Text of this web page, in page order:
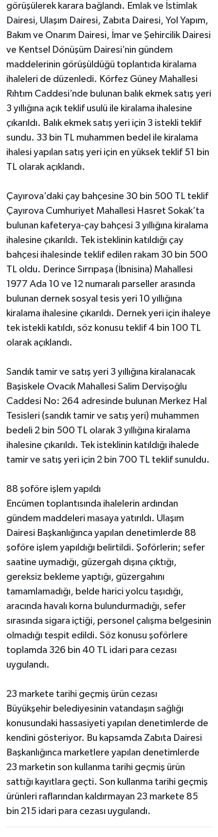
görüşülerek karara bağlandı. Emlak ve İstimlak
Dairesi, Ulaşım Dairesi, Zabıta Dairesi, Yol Yapım,
Bakım ve Onarım Dairesi, İmar ve Şehircilik Dairesi
ve Kentsel Dönüşüm Dairesi’nin gündem
maddelerinin görüşüldüğü toplantıda kiralama
ihaleleri de düzenledi. Körfez Güney Mahallesi
Rıhtım Caddesi’nde bulunan balık ekmek satış yeri
3 yıllığına açık teklif usulü ile kiralama ihalesine
çıkarıldı. Balık ekmek satış yeri için 3 istekli teklif
sundu. 33 bin TL muhammen bedel ile kiralama
ihalesi yapılan satış yeri için en yüksek teklif 51 bin
TL olarak açıklandı.
Çayırova’daki çay bahçesine 30 bin 500 TL teklif
Çayırova Cumhuriyet Mahallesi Hasret Sokak’ta
bulunan kafeterya-çay bahçesi 3 yıllığına kiralama
ihalesine çıkarıldı. Tek isteklinin katıldığı çay
bahçesi ihalesinde teklif edilen rakam 30 bin 500
TL oldu. Derince Sırrıpaşa (İbnisina) Mahallesi
1977 Ada 10 ve 12 numaralı parseller arasında
bulunan dernek sosyal tesis yeri 10 yıllığına
kiralama ihalesine çıkarıldı. Dernek yeri için ihaleye
tek istekli katıldı, söz konusu teklif 4 bin 100 TL
olarak açıklandı.
Sandık tamir ve satış yeri 3 yıllığına kiralanacak
Başiskele Ovacık Mahallesi Salim Dervişoğlu
Caddesi No: 264 adresinde bulunan Merkez Hal
Tesisleri (sandık tamir ve satış yeri) muhammen
bedeli 2 bin 500 TL olarak 3 yıllığına kiralama
ihalesine çıkarıldı. Tek isteklinin katıldığı ihalede
tamir ve satış yeri için 2 bin 700 TL teklif sunuldu.
88 şoföre işlem yapıldı
Encümen toplantısında ihalelerin ardından
gündem maddeleri masaya yatırıldı. Ulaşım
Dairesi Başkanlığınca yapılan denetimlerde 88
şoföre işlem yapıldığı belirtildi. Şoförlerin; sefer
saatine uymadığı, güzergah dışına çıktığı,
gereksiz bekleme yaptığı, güzergahını
tamamlamadığı, belde harici yolcu taşıdığı,
aracında havalı korna bulundurmadığı, sefer
sırasında sigara içtiği, personel çalışma belgesinin
olmadığı tespit edildi. Söz konusu şoförlere
toplamda 326 bin 40 TL idari para cezası
uygulandı.
23 markete tarihi geçmiş ürün cezası
Büyükşehir belediyesinin vatandaşın sağlığı
konusundaki hassasiyeti yapılan denetimlerde de
kendini gösteriyor. Bu kapsamda Zabıta Dairesi
Başkanlığınca marketlere yapılan denetimlerde
23 marketin son kullanma tarihi geçmiş ürün
sattığı kayıtlara geçti. Son kullanma tarihi geçmiş
ürünleri raflarından kaldırmayan 23 markete 85
bin 215 idari para cezası uygulandı.